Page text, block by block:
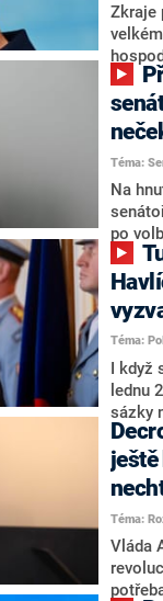
Zkraje
nový
námi
svoje
NEWS.
Téma:
Na
po
Martin
Téma:
I když
lednu
sázky
hlava
o
nemá
Téma:
Vláda